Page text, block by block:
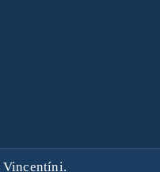
Vincentíni.